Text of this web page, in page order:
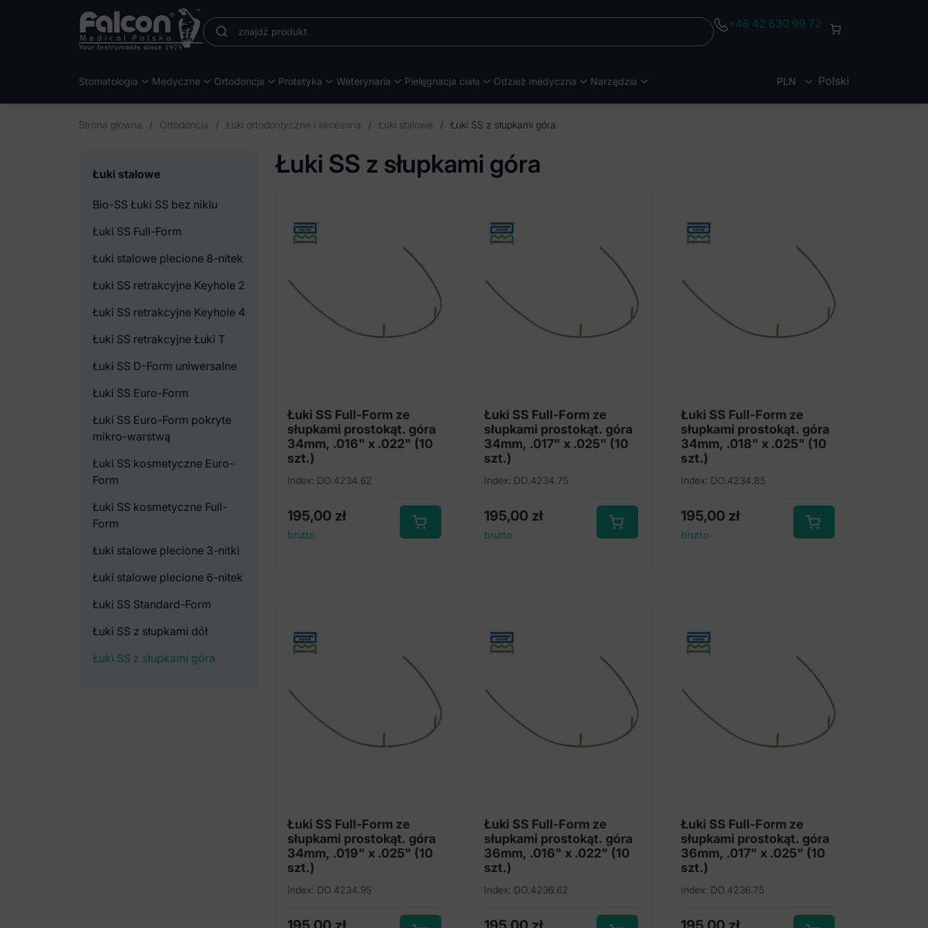
+48 42 630 99 72
Stomatologia Medyczne Ortodoncja Protetyka Weterynaria Pielęgnacja ciała Odzież medyczna Narzędzia PLN Polski
Strona główna / Ortodoncja / Łuki ortodontyczne i akcesoria / Łuki stalowe / Łuki SS z słupkami góra
Łuki stalowe
Bio-SS Łuki SS bez niklu
Łuki SS Full-Form
Łuki stalowe plecione 8-nitek
Łuki SS retrakcyjne Keyhole 2
Łuki SS retrakcyjne Keyhole 4
Łuki SS retrakcyjne Łuki T
Łuki SS D-Form uniwersalne
Łuki SS Euro-Form
Łuki SS Euro-Form pokryte
mikro-warstwą
Łuki SS kosmetyczne Euro-
Form
Łuki SS kosmetyczne Full-
Form
Łuki stalowe plecione 3-nitki
Łuki stalowe plecione 6-nitek
Łuki SS Standard-Form
Łuki SS z słupkami dół
Łuki SS z słupkami góra
Łuki SS z słupkami góra
Łuki SS Full-Form ze
słupkami prostokąt. góra
34mm, .016" x .022" (10
szt.)
Index: DO.4234.62
195,00 zł
brutto
Łuki SS Full-Form ze
słupkami prostokąt. góra
34mm, .017" x .025" (10
szt.)
Index: DO.4234.75
195,00 zł
brutto
Łuki SS Full-Form ze
słupkami prostokąt. góra
34mm, .018" x .025" (10
szt.)
Index: DO.4234.85
195,00 zł
brutto
Łuki SS Full-Form ze
słupkami prostokąt. góra
34mm, .019" x .025" (10
szt.)
Index: DO.4234.95
Łuki SS Full-Form ze
słupkami prostokąt. góra
36mm, .016" x .022" (10
szt.)
Index: DO.4236.62
Łuki SS Full-Form ze
słupkami prostokąt. góra
36mm, .017" x .025" (10
szt.)
Index: DO.4236.75